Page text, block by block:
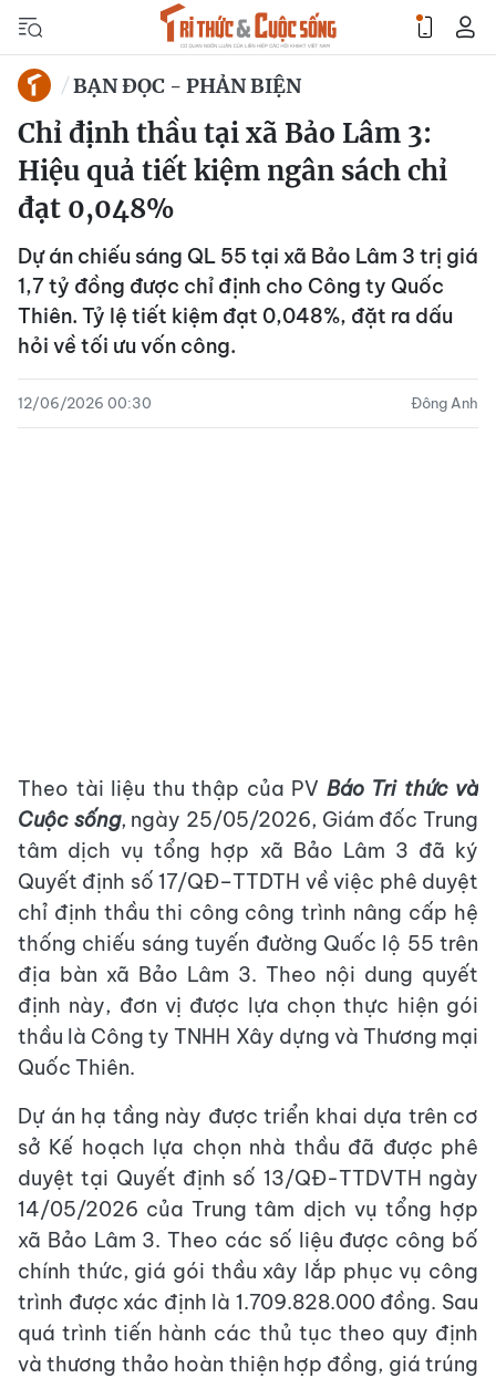
BẠN ĐỌC - PHẢN BIỆN
Chỉ định thầu tại xã Bảo Lâm 3:
Hiệu quả tiết kiệm ngân sách chỉ
đạt 0,048%
Dự án chiếu sáng QL 55 tại xã Bảo Lâm 3 trị giá
1,7 tỷ đồng được chỉ định cho Công ty Quốc
Thiên. Tỷ lệ tiết kiệm đạt 0,048%, đặt ra dấu
hỏi về tối ưu vốn công.
12/06/2026 00:30 Đông Anh
Theo tài liệu thu thập của PV Báo Tri thức và
Cuộc sống, ngày 25/05/2026, Giám đốc Trung
tâm dịch vụ tổng hợp xã Bảo Lâm 3 đã ký
Quyết định số 17/QĐ–TTDTH về việc phê duyệt
chỉ định thầu thi công công trình nâng cấp hệ
thống chiếu sáng tuyến đường Quốc lộ 55 trên
địa bàn xã Bảo Lâm 3. Theo nội dung quyết
định này, đơn vị được lựa chọn thực hiện gói
thầu là Công ty TNHH Xây dựng và Thương mại
Quốc Thiên.
Dự án hạ tầng này được triển khai dựa trên cơ
sở Kế hoạch lựa chọn nhà thầu đã được phê
duyệt tại Quyết định số 13/QĐ-TTDVTH ngày
14/05/2026 của Trung tâm dịch vụ tổng hợp
xã Bảo Lâm 3. Theo các số liệu được công bố
chính thức, giá gói thầu xây lắp phục vụ công
trình được xác định là 1.709.828.000 đồng. Sau
quá trình tiến hành các thủ tục theo quy định
và thương thảo hoàn thiện hợp đồng, giá trúng